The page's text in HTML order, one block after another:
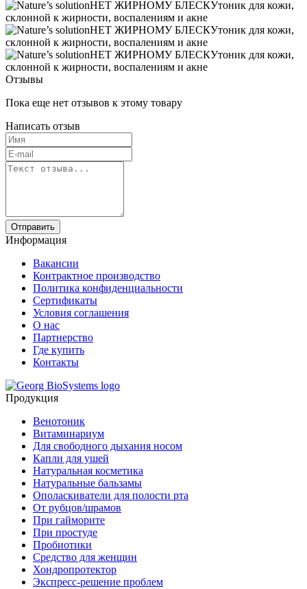
Отзывы
Пока еще нет отзывов к этому товару
Написать отзыв
Отправить
Информация
Вакансии
Контрактное производство
Политика конфиденциальности
Сертификаты
Условия соглашения
О нас
Партнерство
Где купить
Контакты
Продукция
Венотоник
Витаминариум
Для свободного дыхания носом
Капли для ушей
Натуральная косметика
Натуральные бальзамы
Ополаскиватели для полости рта
От рубцов/шрамов
При гайморите
При простуде
Пробиотики
Средство для женщин
Хондропротектор
Экспресс-решение проблем